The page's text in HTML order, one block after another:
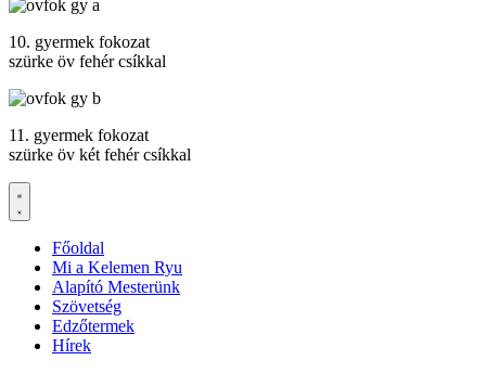
10. gyermek fokozat
szürke öv fehér csíkkal
11. gyermek fokozat
szürke öv két fehér csíkkal
Főoldal
Mi a Kelemen Ryu
Alapító Mesterünk
Szövetség
Edzőtermek
Hírek